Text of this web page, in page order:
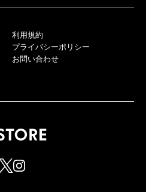
利用規約
プライバシーポリシー
お問い合わせ